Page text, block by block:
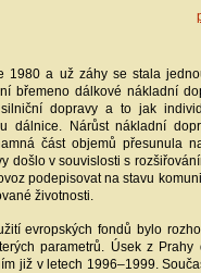
1980 a už záhy se stala
břemeno dálkové nákladní
dopravy a to jak
dálnice. Nárůst nákladní
část objemů přesunula
došlo v souvislosti s
podepisovat na stavu
životnosti.
evropských fondů bylo
parametrů. Úsek z
již v letech 1996–1999.